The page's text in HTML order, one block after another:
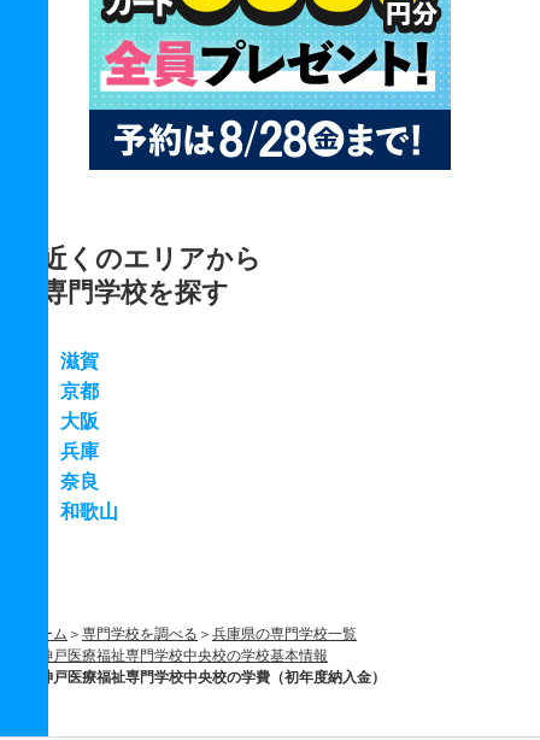
近くのエリアから
専門学校を探す
滋賀
京都
大阪
兵庫
奈良
和歌山
ホーム 専門学校を調べる
兵庫県の専門学校一覧
神戸医療福祉専門学校中央校の学校基本情報
神戸医療福祉専門学校中央校の学費（初年度納入金）